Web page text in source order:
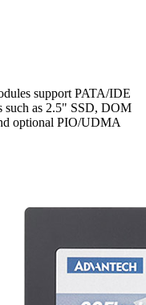
support PATA/IDE
such as 2.5" SSD, DOM
optional PIO/UDMA